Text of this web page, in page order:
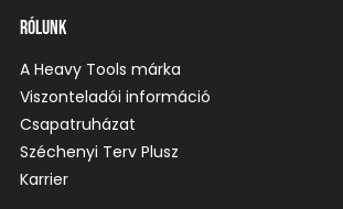
Rólunk
A Heavy Tools márka
Viszonteladói információ
Csapatruházat
Széchenyi Terv Plusz
Karrier